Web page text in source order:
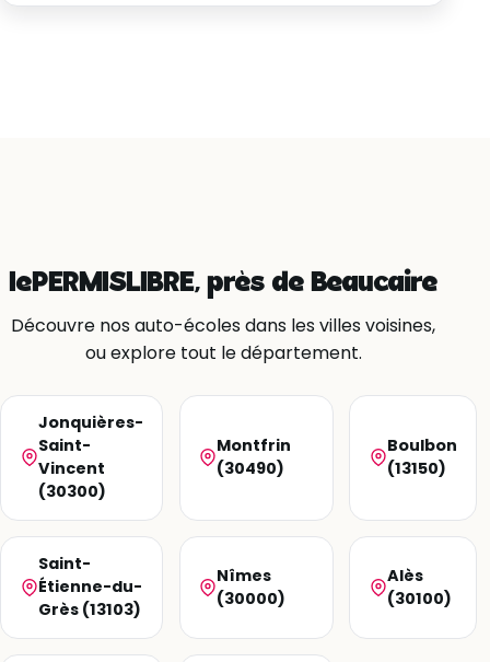
lePERMISLIBRE, près de Beaucaire
Découvre nos auto-écoles dans les villes voisines,
ou explore tout le département.
Jonquières-
Saint-
Vincent
(30300)
Montfrin
(30490)
Boulbon
(13150)
Saint-
Étienne-du-
Grès (13103)
Nîmes
(30000)
Alès
(30100)